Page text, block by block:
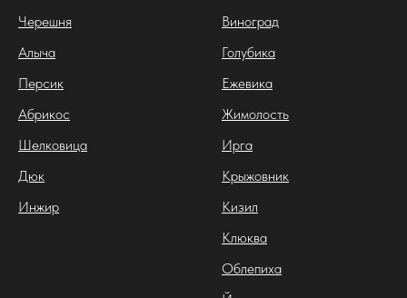
Черешня
Алыча
Персик
Абрикос
Шелковица
Дюк
Инжир
Виноград
Голубика
Ежевика
Жимолость
Ирга
Крыжовник
Кизил
Клюква
Облепиха